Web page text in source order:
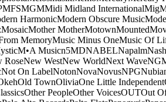
MFSMGMMidi Midland InternationalMig
HarmonicModern Obscure Music
MosaicMother MotherMotownMounted
MemoryMusic Minus OneMusic Of
M•A Musicn5MDNABELNapalm
RoseNew WestNew WorldNext Wave
Not On LabelNotonNovaNovusNPG
Old TownOliviaOne Little Independent
Other PeopleOther VoicesOUTOut